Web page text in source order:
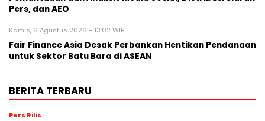
Pers, dan AEO
Kamis, 6 Agustus 2026 - 13:02 WIB
Fair Finance Asia Desak Perbankan Hentikan Pendanaan
untuk Sektor Batu Bara di ASEAN
BERITA TERBARU
Pers Rilis